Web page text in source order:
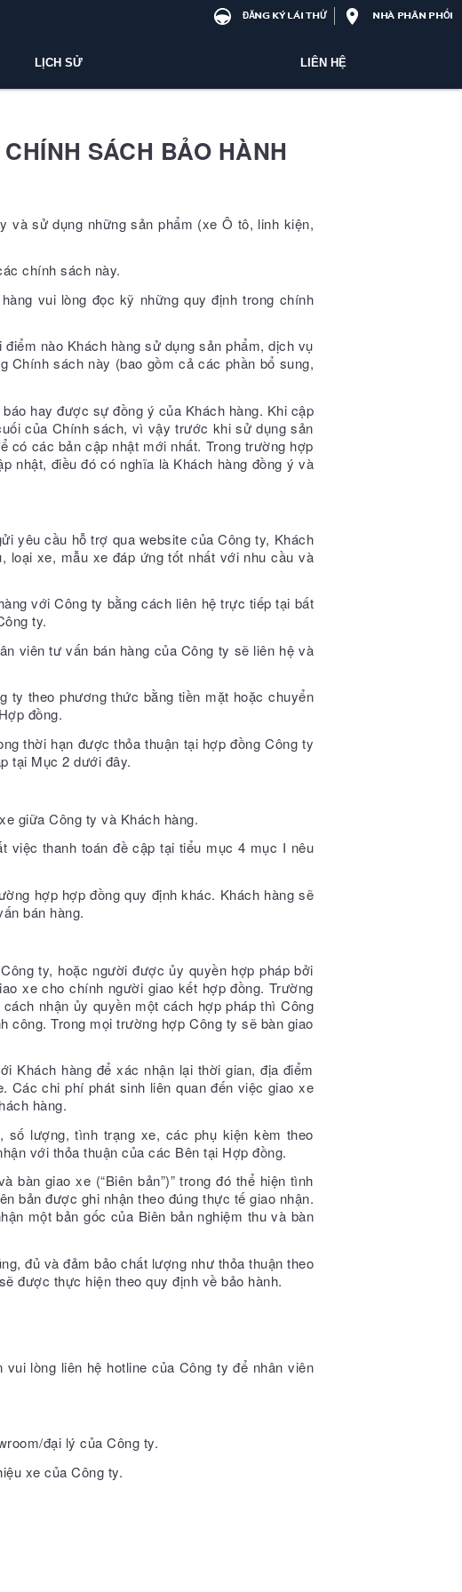
LỊCH SỬ LIÊN HỆ
ĐĂNG KÝ LÁI THỬ NHÀ PHÂN PHỐI
SÁCH BẢO HÀNH
và sử dụng những sản phẩm (xe Ô tô, linh kiện,
chính sách này.
vui lòng đọc kỹ những quy định trong chính
nào Khách hàng sử dụng sản phẩm, dịch vụ
Chính sách này (bao gồm cả các phần bổ sung,
hay được sự đồng ý của Khách hàng. Khi cập
của Chính sách, vì vậy trước khi sử dụng sản
có các bản cập nhật mới nhất. Trong trường hợp
nhật, điều đó có nghĩa là Khách hàng đồng ý và
yêu cầu hỗ trợ qua website của Công ty, Khách
loại xe, mẫu xe đáp ứng tốt nhất với nhu cầu và
với Công ty bằng cách liên hệ trực tiếp tại bất
ty.
viên tư vấn bán hàng của Công ty sẽ liên hệ và
ty theo phương thức bằng tiền mặt hoặc chuyển
đồng.
thời hạn được thỏa thuận tại hợp đồng Công ty
tại Mục 2 dưới đây.
giữa Công ty và Khách hàng.
việc thanh toán đề cập tại tiểu mục 4 mục I nêu
hợp hợp đồng quy định khác. Khách hàng sẽ
bán hàng.
ty, hoặc người được ủy quyền hợp pháp bởi
xe cho chính người giao kết hợp đồng. Trường
nhận ủy quyền một cách hợp pháp thì Công
công. Trong mọi trường hợp Công ty sẽ bàn giao
Khách hàng để xác nhận lại thời gian, địa điểm
Các chi phí phát sinh liên quan đến việc giao xe
hàng.
số lượng, tình trạng xe, các phụ kiện kèm theo
với thỏa thuận của các Bên tại Hợp đồng.
bàn giao xe (“Biên bản”)” trong đó thể hiện tình
bản được ghi nhận theo đúng thực tế giao nhận.
một bản gốc của Biên bản nghiệm thu và bàn
đủ và đảm bảo chất lượng như thỏa thuận theo
được thực hiện theo quy định về bảo hành.
lòng liên hệ hotline của Công ty để nhân viên
đại lý của Công ty.
xe của Công ty.